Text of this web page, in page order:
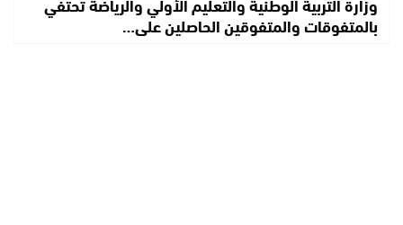
بالمتفوقات والمتفوقين الحاصلين على…